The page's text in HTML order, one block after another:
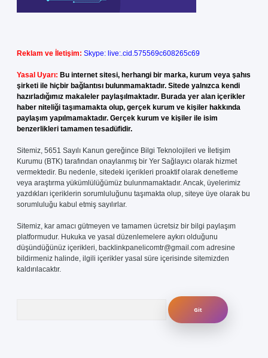
Reklam ve İletişim: Skype: live:.cid.575569c608265c69
Yasal Uyarı: Bu internet sitesi, herhangi bir marka, kurum veya şahıs
şirketi ile hiçbir bağlantısı bulunmamaktadır. Sitede yalnızca kendi
hazırladığımız makaleler paylaşılmaktadır. Burada yer alan içerikler
haber niteliği taşımamakta olup, gerçek kurum ve kişiler hakkında
paylaşım yapılmamaktadır. Gerçek kurum ve kişiler ile isim
benzerlikleri tamamen tesadüfidir.
Sitemiz, 5651 Sayılı Kanun gereğince Bilgi Teknolojileri ve İletişim
Kurumu (BTK) tarafından onaylanmış bir Yer Sağlayıcı olarak hizmet
vermektedir. Bu nedenle, sitedeki içerikleri proaktif olarak denetleme
veya araştırma yükümlülüğümüz bulunmamaktadır. Ancak, üyelerimiz
yazdıkları içeriklerin sorumluluğunu taşımakta olup, siteye üye olarak bu
sorumluluğu kabul etmiş sayılırlar.
Sitemiz, kar amacı gütmeyen ve tamamen ücretsiz bir bilgi paylaşım
platformudur. Hukuka ve yasal düzenlemelere aykırı olduğunu
düşündüğünüz içerikleri, backlinkpanelicomtr@gmail.com adresine
bildirmeniz halinde, ilgili içerikler yasal süre içerisinde sitemizden
kaldırılacaktır.